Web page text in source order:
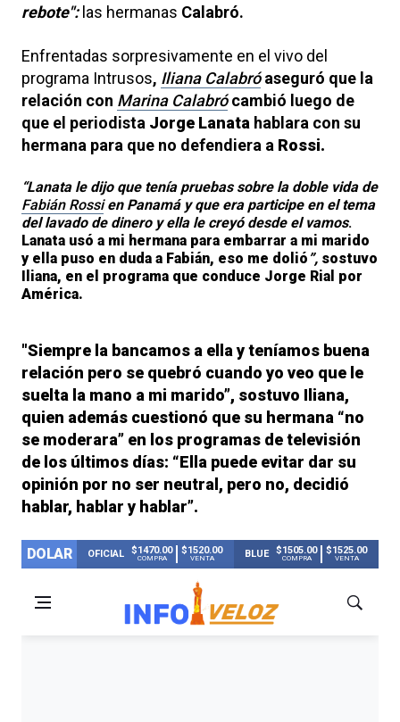
rebote":las hermanas Calabró.
Enfrentadas sorpresivamente en el vivo del
programa Intrusos, Iliana Calabróaseguró que la
relación con Marina Calabrócambió luego de
que el periodista Jorge Lanata hablara con su
hermana para que no defendiera a Rossi.
“Lanata le dijo que tenía pruebas sobre la doble vida de
Fabián Rossien Panamá y que era participe en el tema
del lavado de dinero y ella le creyó desde el vamos.
Lanata usó a mi hermana para embarrar a mi marido
y ella puso en duda a Fabián, eso me dolió ”, sostuvo
Iliana, en el programa que conduce Jorge Rial por
América.
"Siempre la bancamos a ella y teníamos buena
relación pero se quebró cuando yo veo que le
suelta la mano a mi marido”, sostuvo Iliana,
quien además cuestionó que su hermana “no
se moderara” en los programas de televisión
de los últimos días: “Ella puede evitar dar su
opinión por no ser neutral, pero no, decidió
hablar, hablar y hablar”.